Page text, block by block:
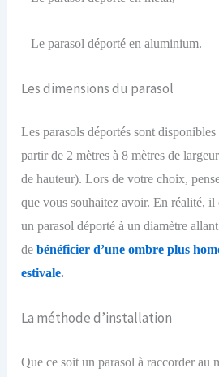
– Le parasol déporté en aluminium.
Les dimensions du parasol
Les parasols déportés sont
partir de 2 mètres à 8 mètres de
de hauteur). Lors de votre choix,
que vous souhaitez avoir. En réalité, il
un parasol déporté à un diamètre
debénéficier d’uneombre plus
estivale.
La méthode d’installation
Que ce soit un parasol à raccorder au